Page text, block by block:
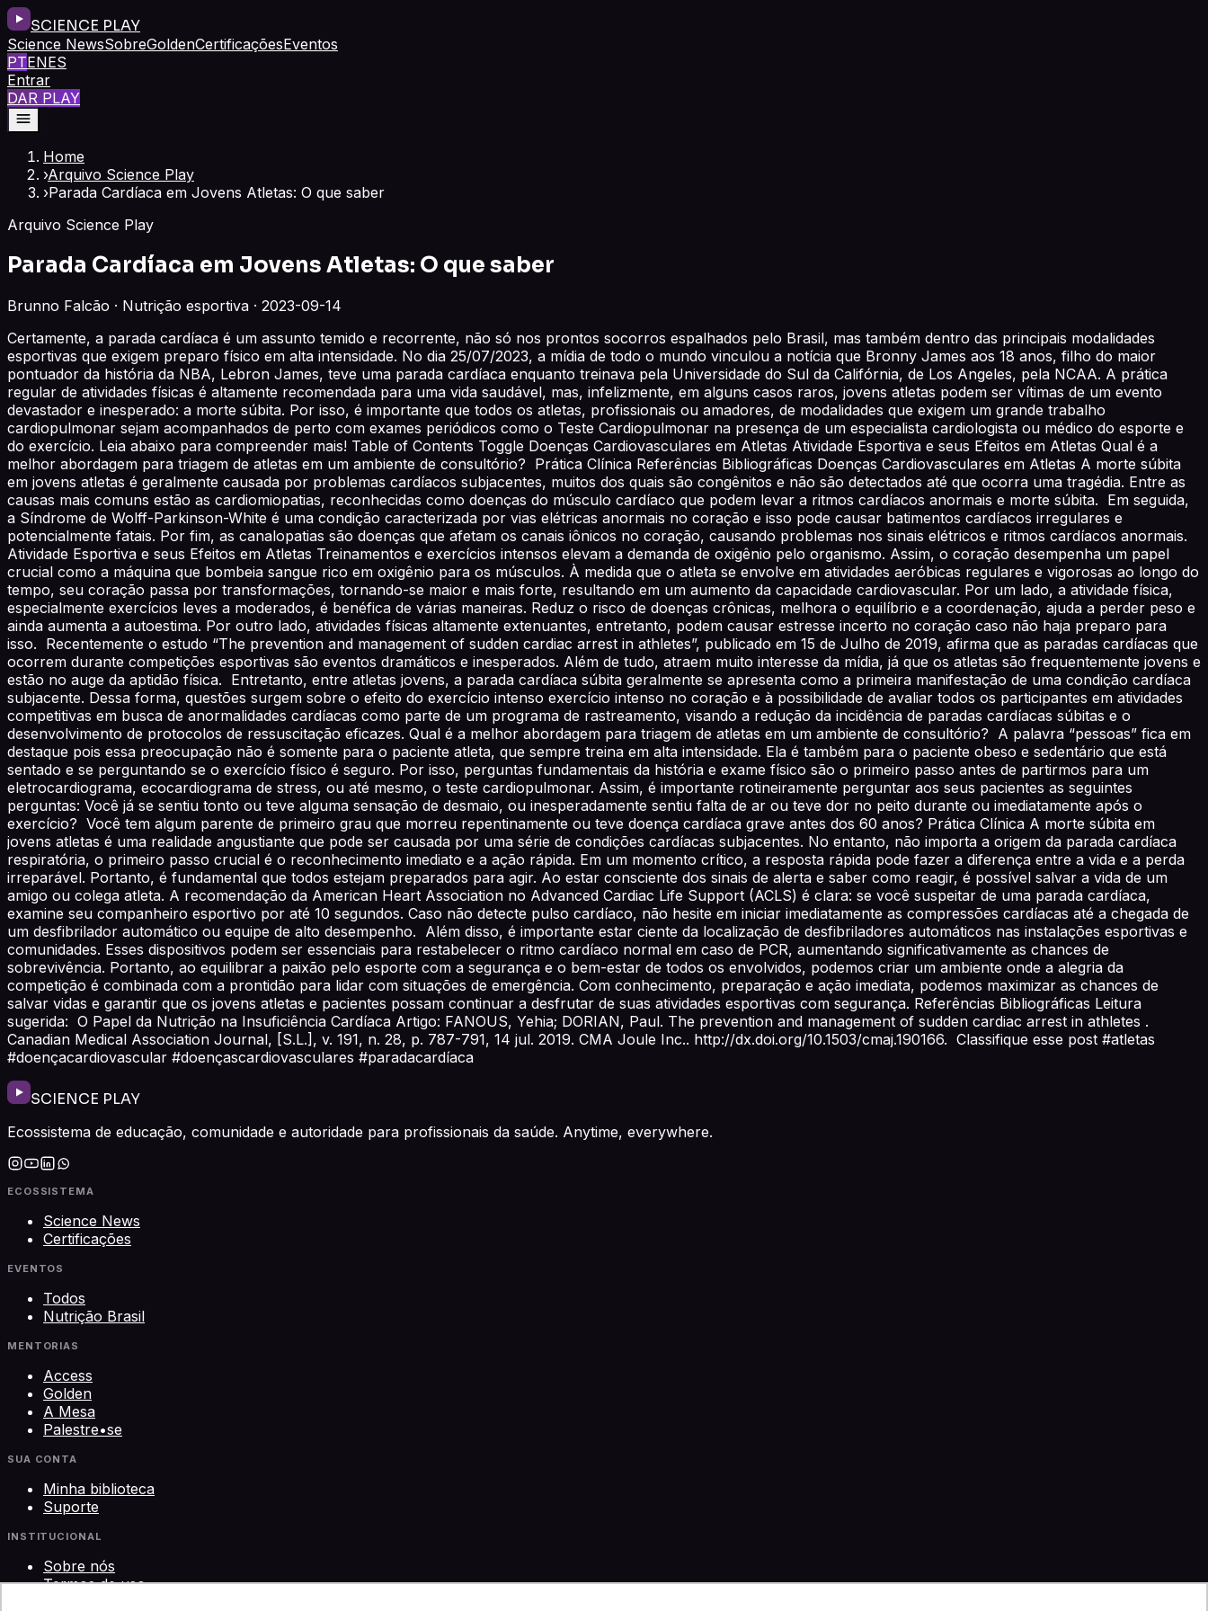
SCIENCE PLAY
Science NewsSobreGoldenCertificaçõesEventos
PTENES
Entrar
DAR PLAY
Home
›Arquivo Science Play
›Parada Cardíaca em Jovens Atletas: O que saber
Arquivo Science Play
Parada Cardíaca em Jovens Atletas: O que saber
Brunno Falcão · Nutrição esportiva · 2023-09-14
Certamente, a parada cardíaca é um assunto temido e recorrente, não só nos prontos socorros espalhados pelo Brasil, mas também dentro das principais modalidades
esportivas que exigem preparo físico em alta intensidade. No dia 25/07/2023, a mídia de todo o mundo vinculou a notícia que Bronny James aos 18 anos, filho do maior
pontuador da história da NBA, Lebron James, teve uma parada cardíaca enquanto treinava pela Universidade do Sul da Califórnia, de Los Angeles, pela NCAA. A prática
regular de atividades físicas é altamente recomendada para uma vida saudável, mas, infelizmente, em alguns casos raros, jovens atletas podem ser vítimas de um evento
devastador e inesperado: a morte súbita. Por isso, é importante que todos os atletas, profissionais ou amadores, de modalidades que exigem um grande trabalho
cardiopulmonar sejam acompanhados de perto com exames periódicos como o Teste Cardiopulmonar na presença de um especialista cardiologista ou médico do esporte e
do exercício. Leia abaixo para compreender mais! Table of Contents Toggle Doenças Cardiovasculares em Atletas Atividade Esportiva e seus Efeitos em Atletas Qual é a
melhor abordagem para triagem de atletas em um ambiente de consultório? Prática Clínica Referências Bibliográficas Doenças Cardiovasculares em Atletas A morte súbita
em jovens atletas é geralmente causada por problemas cardíacos subjacentes, muitos dos quais são congênitos e não são detectados até que ocorra uma tragédia. Entre as
causas mais comuns estão as cardiomiopatias, reconhecidas como doenças do músculo cardíaco que podem levar a ritmos cardíacos anormais e morte súbita. Em seguida,
a Síndrome de Wolff-Parkinson-White é uma condição caracterizada por vias elétricas anormais no coração e isso pode causar batimentos cardíacos irregulares e
potencialmente fatais. Por fim, as canalopatias são doenças que afetam os canais iônicos no coração, causando problemas nos sinais elétricos e ritmos cardíacos anormais.
Atividade Esportiva e seus Efeitos em Atletas Treinamentos e exercícios intensos elevam a demanda de oxigênio pelo organismo. Assim, o coração desempenha um papel
crucial como a máquina que bombeia sangue rico em oxigênio para os músculos. À medida que o atleta se envolve em atividades aeróbicas regulares e vigorosas ao longo do
tempo, seu coração passa por transformações, tornando-se maior e mais forte, resultando em um aumento da capacidade cardiovascular. Por um lado, a atividade física,
especialmente exercícios leves a moderados, é benéfica de várias maneiras. Reduz o risco de doenças crônicas, melhora o equilíbrio e a coordenação, ajuda a perder peso e
ainda aumenta a autoestima. Por outro lado, atividades físicas altamente extenuantes, entretanto, podem causar estresse incerto no coração caso não haja preparo para
isso. Recentemente o estudo “The prevention and management of sudden cardiac arrest in athletes”, publicado em 15 de Julho de 2019, afirma que as paradas cardíacas que
ocorrem durante competições esportivas são eventos dramáticos e inesperados. Além de tudo, atraem muito interesse da mídia, já que os atletas são frequentemente jovens e
estão no auge da aptidão física. Entretanto, entre atletas jovens, a parada cardíaca súbita geralmente se apresenta como a primeira manifestação de uma condição cardíaca
subjacente. Dessa forma, questões surgem sobre o efeito do exercício intenso exercício intenso no coração e à possibilidade de avaliar todos os participantes em atividades
competitivas em busca de anormalidades cardíacas como parte de um programa de rastreamento, visando a redução da incidência de paradas cardíacas súbitas e o
desenvolvimento de protocolos de ressuscitação eficazes. Qual é a melhor abordagem para triagem de atletas em um ambiente de consultório? A palavra “pessoas” fica em
destaque pois essa preocupação não é somente para o paciente atleta, que sempre treina em alta intensidade. Ela é também para o paciente obeso e sedentário que está
sentado e se perguntando se o exercício físico é seguro. Por isso, perguntas fundamentais da história e exame físico são o primeiro passo antes de partirmos para um
eletrocardiograma, ecocardiograma de stress, ou até mesmo, o teste cardiopulmonar. Assim, é importante rotineiramente perguntar aos seus pacientes as seguintes
perguntas: Você já se sentiu tonto ou teve alguma sensação de desmaio, ou inesperadamente sentiu falta de ar ou teve dor no peito durante ou imediatamente após o
exercício? Você tem algum parente de primeiro grau que morreu repentinamente ou teve doença cardíaca grave antes dos 60 anos? Prática Clínica A morte súbita em
jovens atletas é uma realidade angustiante que pode ser causada por uma série de condições cardíacas subjacentes. No entanto, não importa a origem da parada cardíaca
respiratória, o primeiro passo crucial é o reconhecimento imediato e a ação rápida. Em um momento crítico, a resposta rápida pode fazer a diferença entre a vida e a perda
irreparável. Portanto, é fundamental que todos estejam preparados para agir. Ao estar consciente dos sinais de alerta e saber como reagir, é possível salvar a vida de um
amigo ou colega atleta. A recomendação da American Heart Association no Advanced Cardiac Life Support (ACLS) é clara: se você suspeitar de uma parada cardíaca,
examine seu companheiro esportivo por até 10 segundos. Caso não detecte pulso cardíaco, não hesite em iniciar imediatamente as compressões cardíacas até a chegada de
um desfibrilador automático ou equipe de alto desempenho. Além disso, é importante estar ciente da localização de desfibriladores automáticos nas instalações esportivas e
comunidades. Esses dispositivos podem ser essenciais para restabelecer o ritmo cardíaco normal em caso de PCR, aumentando significativamente as chances de
sobrevivência. Portanto, ao equilibrar a paixão pelo esporte com a segurança e o bem-estar de todos os envolvidos, podemos criar um ambiente onde a alegria da
competição é combinada com a prontidão para lidar com situações de emergência. Com conhecimento, preparação e ação imediata, podemos maximizar as chances de
salvar vidas e garantir que os jovens atletas e pacientes possam continuar a desfrutar de suas atividades esportivas com segurança. Referências Bibliográficas Leitura
sugerida: O Papel da Nutrição na Insuficiência Cardíaca Artigo: FANOUS, Yehia; DORIAN, Paul. The prevention and management of sudden cardiac arrest in athletes .
Canadian Medical Association Journal, [S.L.], v. 191, n. 28, p. 787-791, 14 jul. 2019. CMA Joule Inc.. http://dx.doi.org/10.1503/cmaj.190166. Classifique esse post #atletas
#doençacardiovascular #doençascardiovasculares #paradacardíaca
SCIENCE PLAY
Ecossistema de educação, comunidade e autoridade para profissionais da saúde. Anytime, everywhere.
ECOSSISTEMA
Science News
Certificações
EVENTOS
Todos
Nutrição Brasil
MENTORIAS
Access
Golden
A Mesa
Palestre•se
SUA CONTA
Minha biblioteca
Suporte
INSTITUCIONAL
Sobre nós
Termos de uso